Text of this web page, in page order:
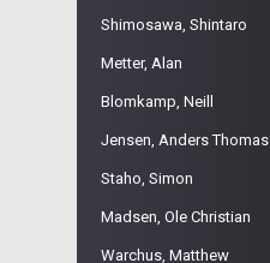
Shimosawa, Shintaro
Metter, Alan
Blomkamp, Neill
Jensen, Anders Thomas
Staho, Simon
Madsen, Ole Christian
Warchus, Matthew